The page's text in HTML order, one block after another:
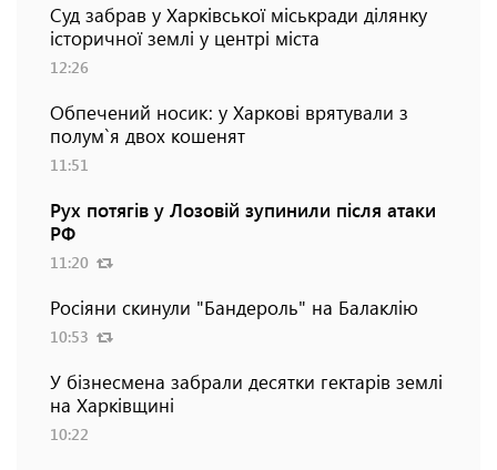
Суд забрав у Харківської міськради ділянку
історичної землі у центрі міста
12:26
Обпечений носик: у Харкові врятували з
полум`я двох кошенят
11:51
Рух потягів у Лозовій зупинили після атаки
РФ
11:20
Росіяни скинули "Бандероль" на Балаклію
10:53
У бізнесмена забрали десятки гектарів землі
на Харківщині
10:22